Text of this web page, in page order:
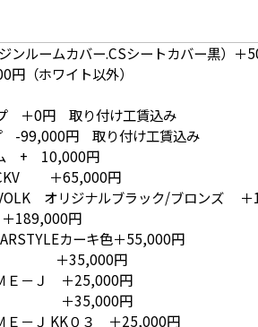
ジンルームカバー.CSシートカバー黒）
（ホワイト以外）
＋0円 取り付け工賃込み
-99,000円 取り付け工賃込み
ム + 10,000円
＋65,000円
オリジナルブラック/ブロンズ ＋
189,000円
カーキ色＋55,000円
7 ＋35,000円
Ｅ－Ｊ ＋25,000円
４ ＋35,000円
Ｅ－Ｊ KK０３ ＋25,000円